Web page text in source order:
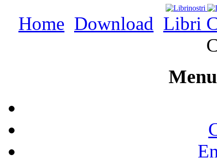
Home Download Libri